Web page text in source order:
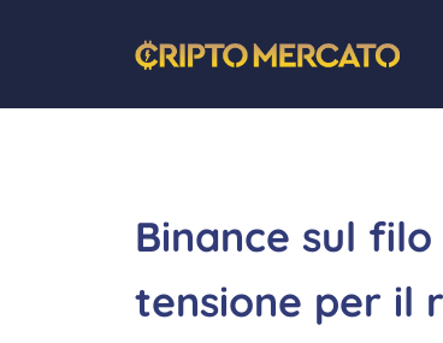
contenuto
Binance sul
tensione per il